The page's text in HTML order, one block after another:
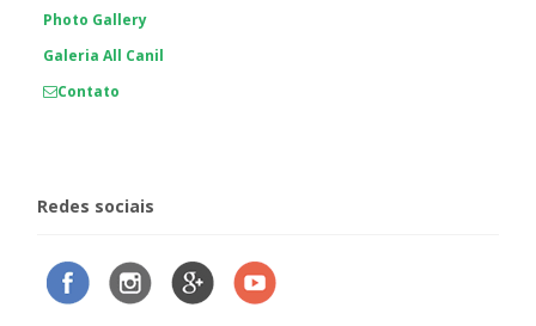
Photo Gallery
Galeria All Canil
Contato
Redes sociais